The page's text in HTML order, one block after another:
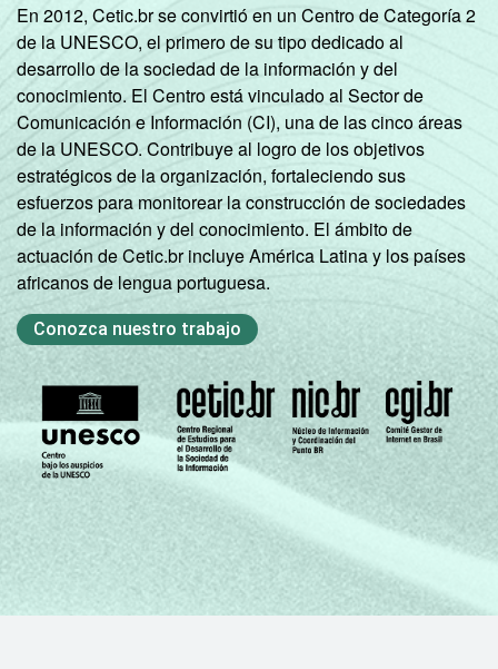
En 2012, Cetic.br se convirtió en un Centro de Categoría 2
de la UNESCO, el primero de su tipo dedicado al
desarrollo de la sociedad de la información y del
conocimiento. El Centro está vinculado al Sector de
Comunicación e Información (CI), una de las cinco áreas
de la UNESCO. Contribuye al logro de los objetivos
estratégicos de la organización, fortaleciendo sus
esfuerzos para monitorear la construcción de sociedades
de la información y del conocimiento. El ámbito de
actuación de Cetic.br incluye América Latina y los países
africanos de lengua portuguesa.
Conozca nuestro trabajo